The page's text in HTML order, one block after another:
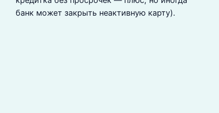
банк может закрыть неактивную карту).